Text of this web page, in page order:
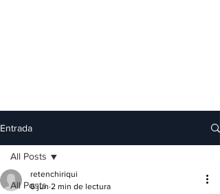
Entrada
All Posts
All Posts
retenchiriqui
6 jun 2 min de lectura